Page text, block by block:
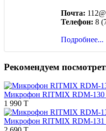
Почта:
Телефон: 8
Подробнее...
Рекомендуем
Микрофон RITMIX RDM-130
1 990 T
Микрофон RITMIX RDM-131